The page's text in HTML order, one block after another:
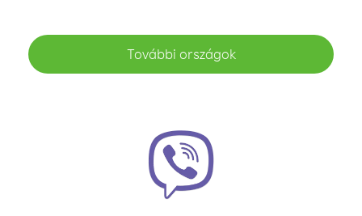
További országok